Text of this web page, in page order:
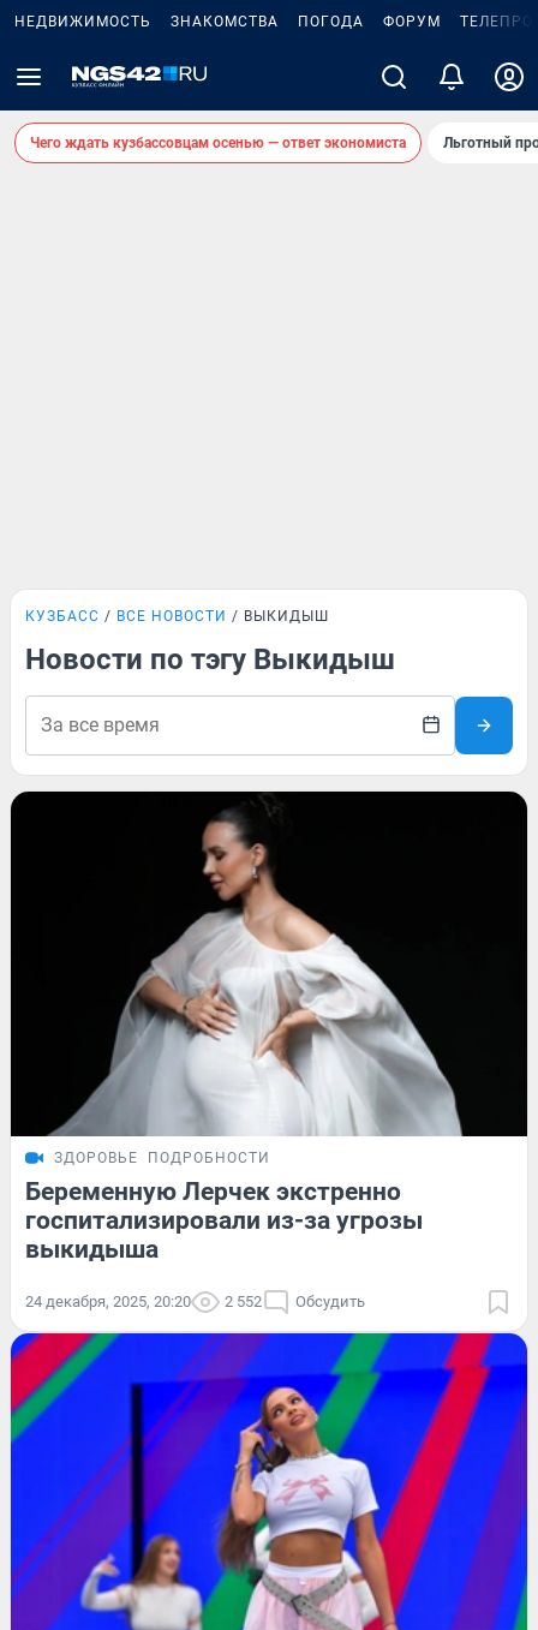
НЕДВИЖИМОСТЬ ЗНАКОМСТВА ПОГОДА ФОРУМ
Чего ждать кузбассовцам осенью — ответ экономиста Льготный
КУЗБАСС ВСЕ НОВОСТИ ВЫКИДЫШ
Новости по тэгу Выкидыш
ЗДОРОВЬЕ ПОДРОБНОСТИ
Беременную Лерчек экстренно
госпитализировали из-за угрозы
выкидыша
24 декабря, 2025, 20:20 2 552 Обсудить